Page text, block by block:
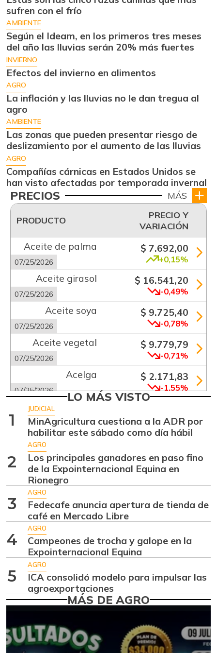
sufren con el frío
AMBIENTE
Según el Ideam, en los primeros tres meses
del año las lluvias serán 20% más fuertes
INVIERNO
Efectos del invierno en alimentos
AGRO
La inflación y las lluvias no le dan tregua al
agro
AMBIENTE
Las zonas que pueden presentar riesgo de
deslizamiento por el aumento de las lluvias
AGRO
Compañías cárnicas en Estados Unidos se
han visto afectadas por temporada invernal
PRECIOS MÁS
PRODUCTO
PRECIO Y
VARIACIÓN
Aceite de palma
07/25/2026
$ 7.692,00
+0,15%
Aceite girasol
07/25/2026
$ 16.541,20
-0,49%
Aceite soya
07/25/2026
$ 9.725,40
-0,78%
Aceite vegetal
07/25/2026
$ 9.779,79
-0,71%
Acelga
07/25/2026
$ 2.171,83
-1,55%
Aguacate común
07/25/2026 +6,24%
Aguacate hass
07/25/2026
$ 7.289,10
-2,98%
Aguacate
papelillo
07/25/2026
$ 8.366,30
-1,18%
Ahuyama
07/25/2026
Ahuyamín
07/25/2026
$ 1.672,87
+7,50%
Ajo
07/25/2026
$ 6.102,86
-2,18%
01/17/2015 +4,83%
Ají topito dulce $ 3.229,50
LO MÁS VISTO
1
JUDICIAL
MinAgricultura cuestiona a la ADR por
habilitar este sábado como día hábil
2
AGRO
Los principales ganadores en paso fino
de la Expointernacional Equina en
Rionegro
3
AGRO
Fedecafe anuncia apertura de tienda de
café en Mercado Libre
4
AGRO
Campeones de trocha y galope en la
Expointernacional Equina
5
AGRO
ICA consolidó modelo para impulsar las
agroexportaciones
MÁS DE AGRO